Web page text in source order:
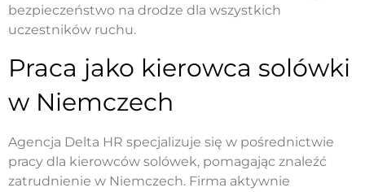
bezpieczeństwo na drodze dla wszystkich
uczestników ruchu.
Praca jako kierowca solówki
w Niemczech
Agencja Delta HR specjalizuje się w pośrednictwie
pracy dla kierowców solówek, pomagając znaleźć
zatrudnienie w Niemczech. Firma aktywnie